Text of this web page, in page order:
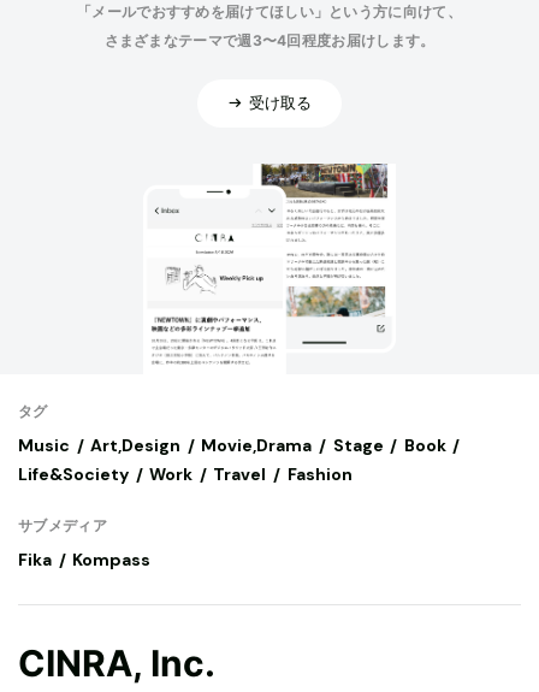
「メールでおすすめを届けてほしい」という方に向けて、
さまざまなテーマで週3〜4回程度お届けします。
受け取る
タグ
Music Art,Design Movie,Drama Stage
Book
Life&Society
Work Travel Fashion
サブメディア
Fika Kompass
CINRA, Inc.